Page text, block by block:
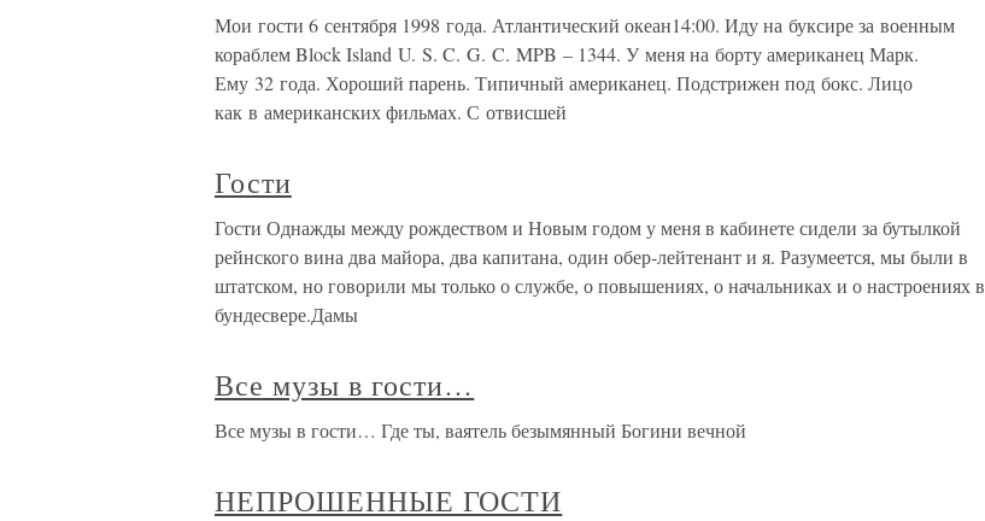
Мои гости 6 сентября 1998 года. Атлантический океан14:00. Иду на буксире за военным
кораблем Block Island U. S. C. G. C. MPB – 1344. У меня на борту американец Марк.
Ему 32 года. Хороший парень. Типичный американец. Подстрижен под бокс. Лицо
как в американских фильмах. С отвисшей
Гости
Гости Однажды между рождеством и Новым годом у меня в кабинете сидели за бутылкой
рейнского вина два майора, два капитана, один обер-лейтенант и я. Разумеется, мы были в
штатском, но говорили мы только о службе, о повышениях, о начальниках и о настроениях в
бундесвере.Дамы
Все музы в гости…
Все музы в гости… Где ты, ваятель безымянный Богини вечной
НЕПРОШЕННЫЕ ГОСТИ